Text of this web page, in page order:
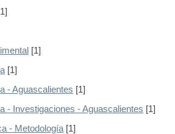
[1]
[1]
- Aguascalientes [1]
- Investigaciones - Aguascalientes [1]
- Metodología [1]